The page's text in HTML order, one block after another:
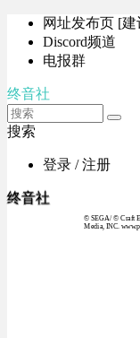
网址发布页 [
Discord频道
电报群
终音社
搜索
登录 / 注册
终音社
© SEGA / © Craft
Media, INC.